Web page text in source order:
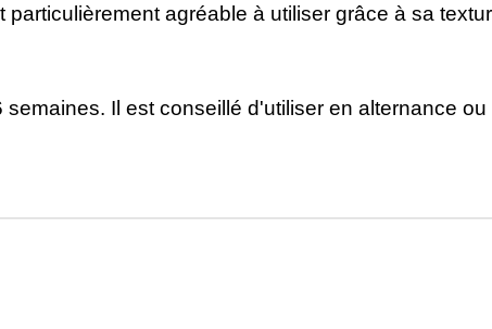
agréable à utiliser grâce à sa
Il est conseillé d'utiliser en alternance